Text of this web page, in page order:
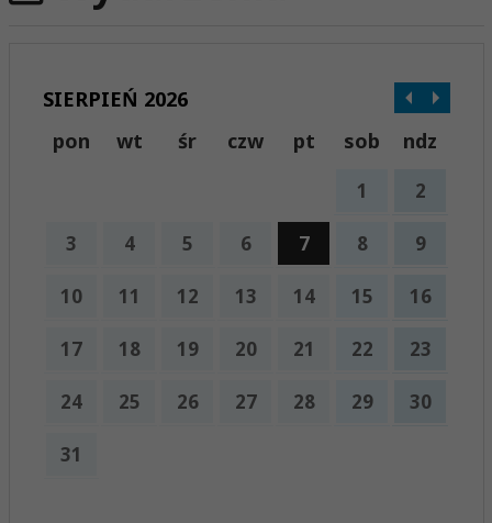
SIERPIEŃ 2026
pon
wt śr czw pt sob ndz
1 2
3 4 5 6 7 8 9
10 11 12 13 14 15 16
17 18 19 20 21 22 23
24 25 26 27 28 29 30
31